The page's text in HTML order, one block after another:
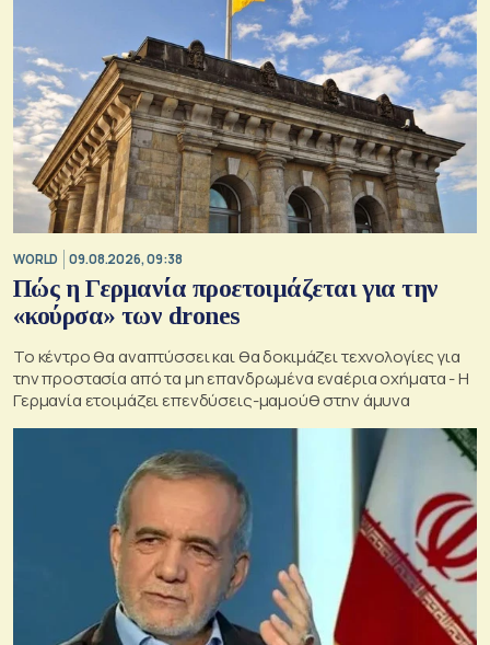
WORLD 09.08.2026, 09:38
Πώς η Γερμανία προετοιμάζεται για την
«κούρσα» των drones
Το κέντρο θα αναπτύσσει και θα δοκιμάζει τεχνολογίες για
την προστασία από τα μη επανδρωμένα εναέρια οχήματα - Η
Γερμανία ετοιμάζει επενδύσεις-μαμούθ στην άμυνα